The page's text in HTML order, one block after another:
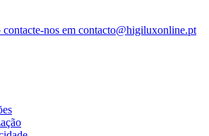
contacte-nos em contacto@higiluxonline.pt